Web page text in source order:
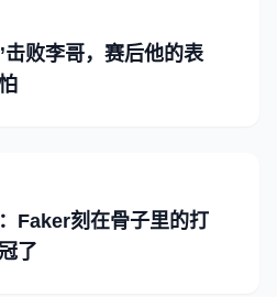
败李哥，赛后他的表
Faker刻在骨子里的打
了